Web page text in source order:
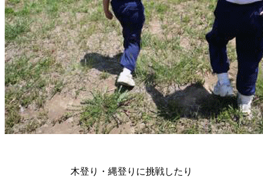
木登り・縄登りに挑戦したり